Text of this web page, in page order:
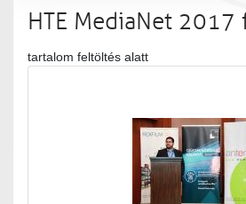
HTE MediaNet 2017
tartalom feltöltés alatt